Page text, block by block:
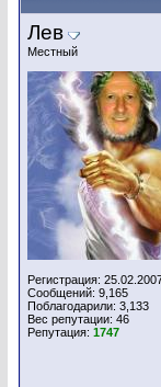
Лев
Местный
Регистрация:
Сообщений: 9,165
Поблагодарили: 3,133
Вес репутации: 46
Репутация: 1747